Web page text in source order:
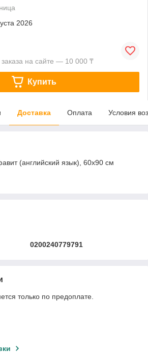
2026
на сайте — 10 000 ₸
Купить
Доставка Оплата Условия
(английский язык), 60х90 см
0200240779791
только по предоплате.